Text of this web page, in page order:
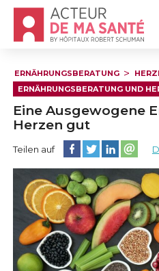
Accueil - Acteur de ma
ERNÄHRUNGSBERATUNG
ERNÄHRUNGSBERATUNG UND
Eine Ausgewogene
Herzen gut
Teilen auf Diese Seite auf
Diese Seite auf
Diese Seite